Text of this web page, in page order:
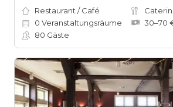
Restaurant / Café
0 Veranstaltungsräume
30–70
80 Gäste